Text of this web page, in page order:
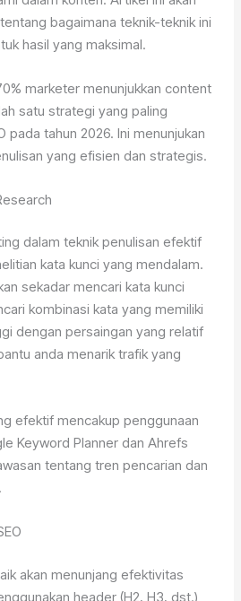
bagaimana teknik-teknik ini
hasil yang maksimal.
marketer menunjukkan content
satu strategi yang paling
pada tahun 2026. Ini menunjukan
yang efisien dan strategis.
dalam teknik penulisan efektif
kata kunci yang mendalam.
sekadar mencari kata kunci
kombinasi kata yang memiliki
dengan persaingan yang relatif
anda menarik trafik yang
efektif mencakup penggunaan
Keyword Planner dan Ahrefs
tentang tren pencarian dan
akan menunjang efektivitas
header (H2, H3, dst.)